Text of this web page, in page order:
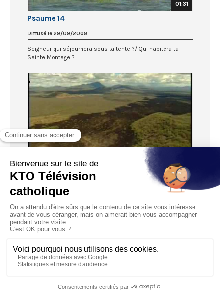
01:31
Psaume 14
Diffusé le 29/09/2008
Seigneur qui séjournera sous ta tente ?/ Qui habitera ta
Sainte Montage ?
Psaume 8
Diffusé le 29/09/2008
terre.